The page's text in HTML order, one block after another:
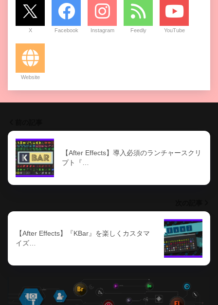
X Facebook Instagram Feedly YouTube
Website
【After Effects】導入必須のランチャースクリ
プト『…
【After Effects】『KBar』を楽しくカスタマ
イズ…